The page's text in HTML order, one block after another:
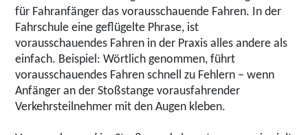
für Fahranfänger das vorausschauende Fahren. In der
Fahrschule eine geflügelte Phrase, ist
vorausschauendes Fahren in der Praxis alles andere als
einfach. Beispiel: Wörtlich genommen, führt
vorausschauendes Fahren schnell zu Fehlern – wenn
Anfänger an der Stoßstange vorausfahrender
Verkehrsteilnehmer mit den Augen kleben.